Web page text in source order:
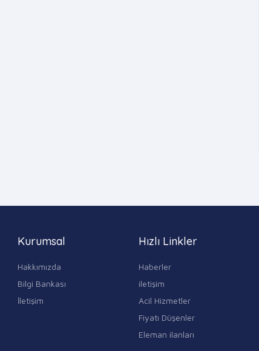
Kurumsal
Hakkımızda
Bilgi Bankası
İletişim
Hızlı Linkler
Haberler
iletişim
Acil Hizmetler
Fiyatı Düşenler
Eleman ilanları